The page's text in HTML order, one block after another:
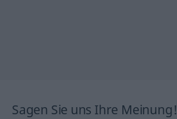
Sagen Sie uns Ihre Meinung!